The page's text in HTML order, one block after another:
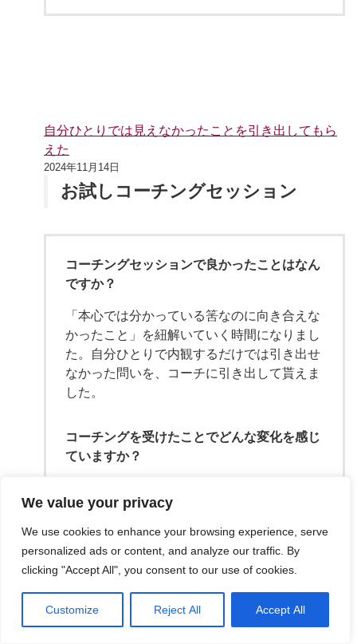
We value your privacy
We use cookies to enhance your browsing experience, serve
personalized ads or content, and analyze our traffic. By
clicking "Accept All", you consent to our use of cookies.
Customize Reject All Accept All
自分ひとりでは見えなかったことを引き出してもら
えた
2024年11月14日
お試しコーチングセッション
コーチングセッションで良かったことはなん
ですか？
「本心では分かっている筈なのに向き合えな
かったこと」を紐解いていく時間になりまし
た。自分ひとりで内観するだけでは引き出せ
なかった問いを、コーチに引き出して貰えま
した。
コーチングを受けたことでどんな変化を感じ
ていますか？
を把握する事ができました。本当に求めてい
ること(目的)とやるべきこと(手段)が気付かぬ
うちに混ぜこぜになり、自分を見失っている
のだなと気づく事が出来ました。また、自分
考えがあったことにも気付かせて貰えまし